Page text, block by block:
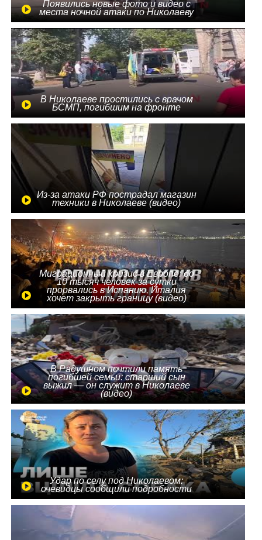
Появились новые фото и видео с
места ночной атаки по Николаеву
В Николаеве простились с врачом
БСМП, погибшим на фронте
Из-за атаки РФ пострадал магазин
техники в Николаеве (видео)
Миграционный кризис в Европе: до
10 тысяч человек за сутки
прорвались в Испанию, Италия
хочет закрыть границу (видео)
В Радушном почтили память
погибшей семьи: старший сын
выжил — он служит в Николаеве
(видео)
Удар по селу под Николаевом:
очевидцы сообщили подробности